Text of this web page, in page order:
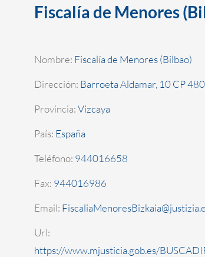
Fiscalía de Menores
Nombre: Fiscalía de Menores (Bilbao)
Dirección: Barroeta Aldamar, 10 CP
Provincia:Vizcaya
País: España
Teléfono: 944016658
Fax: 944016986
Email:
Url:
https://www.mjusticia.gob.es/